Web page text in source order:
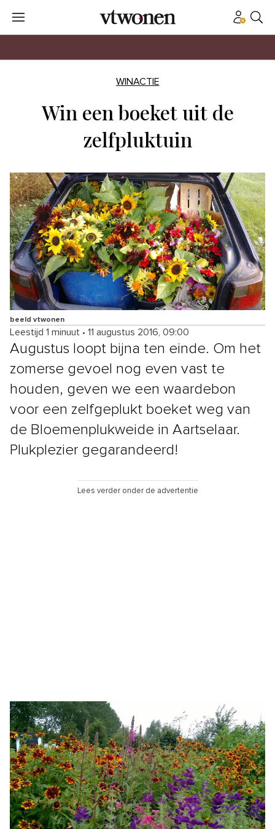
WINACTIE
Win een boeket uit de
zelfpluktuin
beeld vtwonen
Leestijd 1 minuut • 11 augustus 2016, 09:00
Augustus loopt bijna ten einde. Om het
zomerse gevoel nog even vast te
houden, geven we een waardebon
voor een zelfgeplukt boeket weg van
de Bloemenplukweide in Aartselaar.
Plukplezier gegarandeerd!
Lees verder onder de advertentie